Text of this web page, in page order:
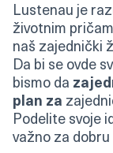
Lustenau je
životnim
naš zajednički
Da bi se ovde
bismo da
plan za
Podelite svoje
važno za